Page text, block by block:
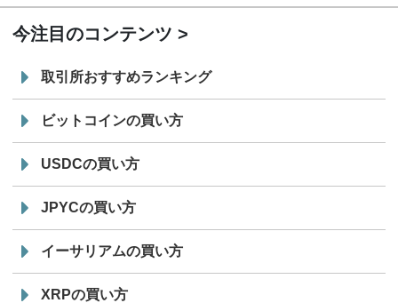
今注目のコンテンツ
取引所おすすめランキング
ビットコインの買い方
USDCの買い方
JPYCの買い方
イーサリアムの買い方
XRPの買い方